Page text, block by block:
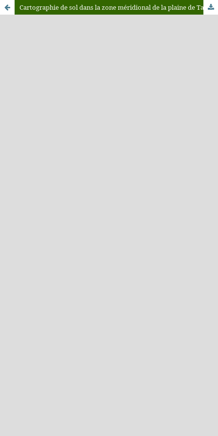
Cartographie de sol dans la zone méridional de la plaine de Tafrata au Maroc Centro-Oriental et évaluation de leur sensibilité à la désertification